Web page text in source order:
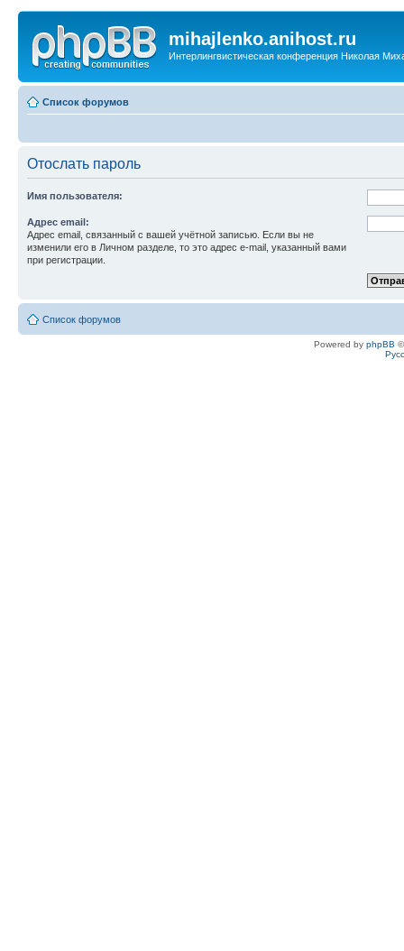
mihajlenko.anihost.ru
Интерлингвистическая конференция Николая
Список форумов
Отослать пароль
Имя пользователя:
Адрес email:
Адрес email, связанный с вашей учётной записью. Если вы не
изменили его в Личном разделе, то это адрес e-mail, указанный вами
при регистрации.
Список форумов
Powered by phpBB